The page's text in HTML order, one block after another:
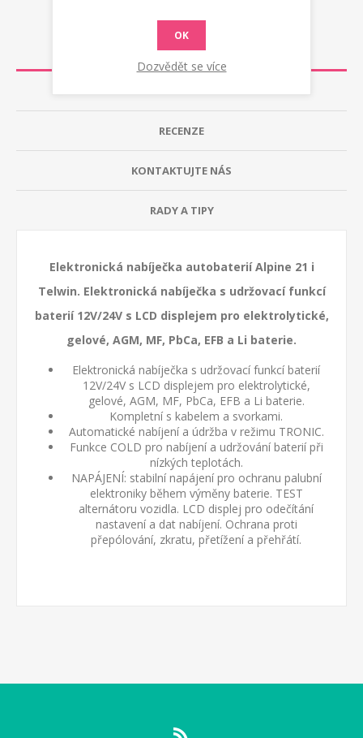
POPIS
RECENZE
KONTAKTUJTE NÁS
RADY A TIPY
Elektronická nabíječka autobaterií Alpine 21 i
Telwin. Elektronická nabíječka s udržovací funkcí
baterií 12V/24V s LCD displejem pro elektrolytické,
gelové, AGM, MF, PbCa, EFB a Li baterie.
Elektronická nabíječka s udržovací funkcí baterií
12V/24V s LCD displejem pro elektrolytické,
gelové, AGM, MF, PbCa, EFB a Li baterie.
Kompletní s kabelem a svorkami.
Automatické nabíjení a údržba v režimu TRONIC.
Funkce COLD pro nabíjení a udržování baterií při
nízkých teplotách.
NAPÁJENÍ: stabilní napájení pro ochranu palubní
elektroniky během výměny baterie. TEST
alternátoru vozidla. LCD displej pro odečítání
nastavení a dat nabíjení. Ochrana proti
přepólování, zkratu, přetížení a přehřátí.
OK
Dozvědět se více